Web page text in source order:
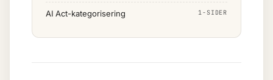
AI Act-kategorisering 1-SIDER